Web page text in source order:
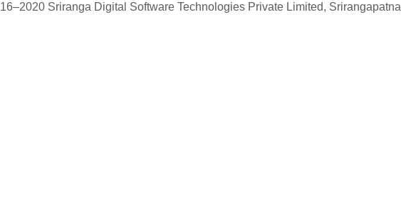
Sriranga Digital Software Technologies Private Limited,